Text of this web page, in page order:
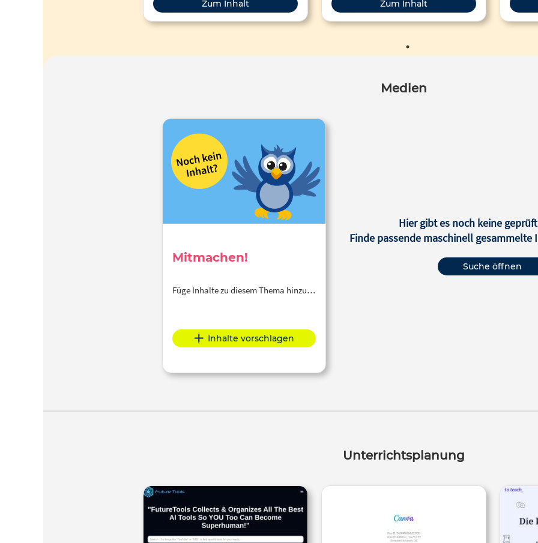
Fernunterricht
Zum Inhalt
Erwachsenenbildung, Fernunterricht, Förderschule
Zum Inhalt
Medien
Mitmachen!
Füge Inhalte zu diesem Thema hinzu…
Inhalte vorschlagen
Hier gibt es noch keine
Finde passende maschinell gesammelte
Suche öffnen
Unterrichtsplanung